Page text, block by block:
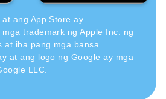
ang App Store ay
trademark ng Apple Inc. ng
at iba pang mga bansa.
at ang logo ng Google ay mga
LLC.